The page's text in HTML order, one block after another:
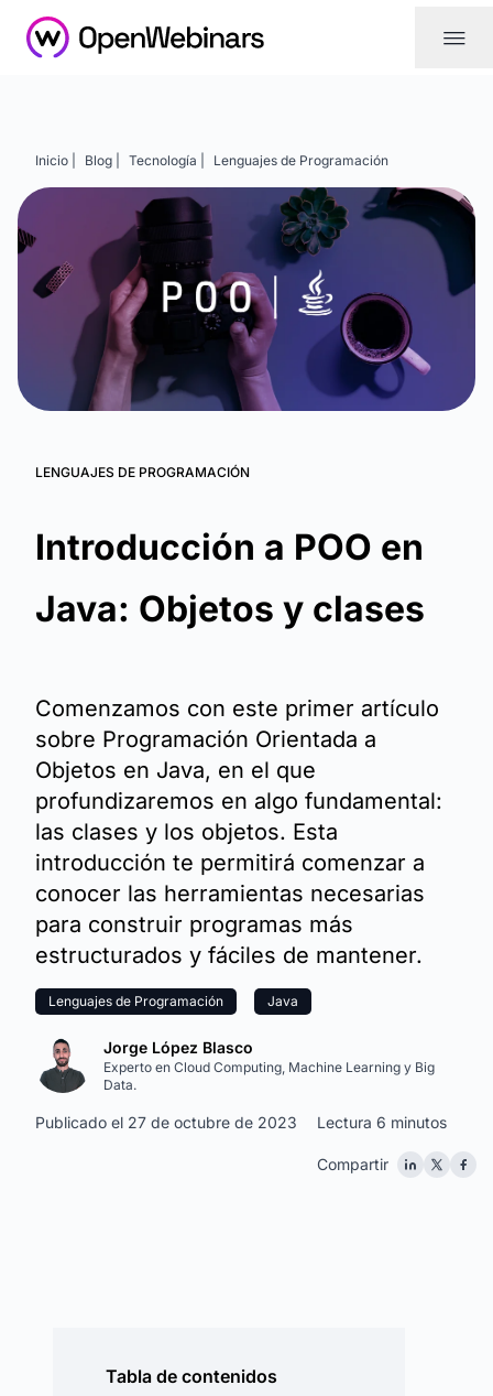
|||
Inicio | Blog | Tecnología | Lenguajes de Programación
LENGUAJES DE PROGRAMACIÓN
Introducción a POO en
Java: Objetos y clases
Comenzamos con este primer artículo
sobre Programación Orientada a
Objetos en Java, en el que
profundizaremos en algo fundamental:
las clases y los objetos. Esta
introducción te permitirá comenzar a
conocer las herramientas necesarias
para construir programas más
estructurados y fáciles de mantener.
Lenguajes de Programación Java
Jorge López Blasco
Experto en Cloud Computing, Machine Learning y Big
Data.
Lectura 6 minutos
Publicado el 27 de octubre de 2023
Compartir
Tabla de contenidos